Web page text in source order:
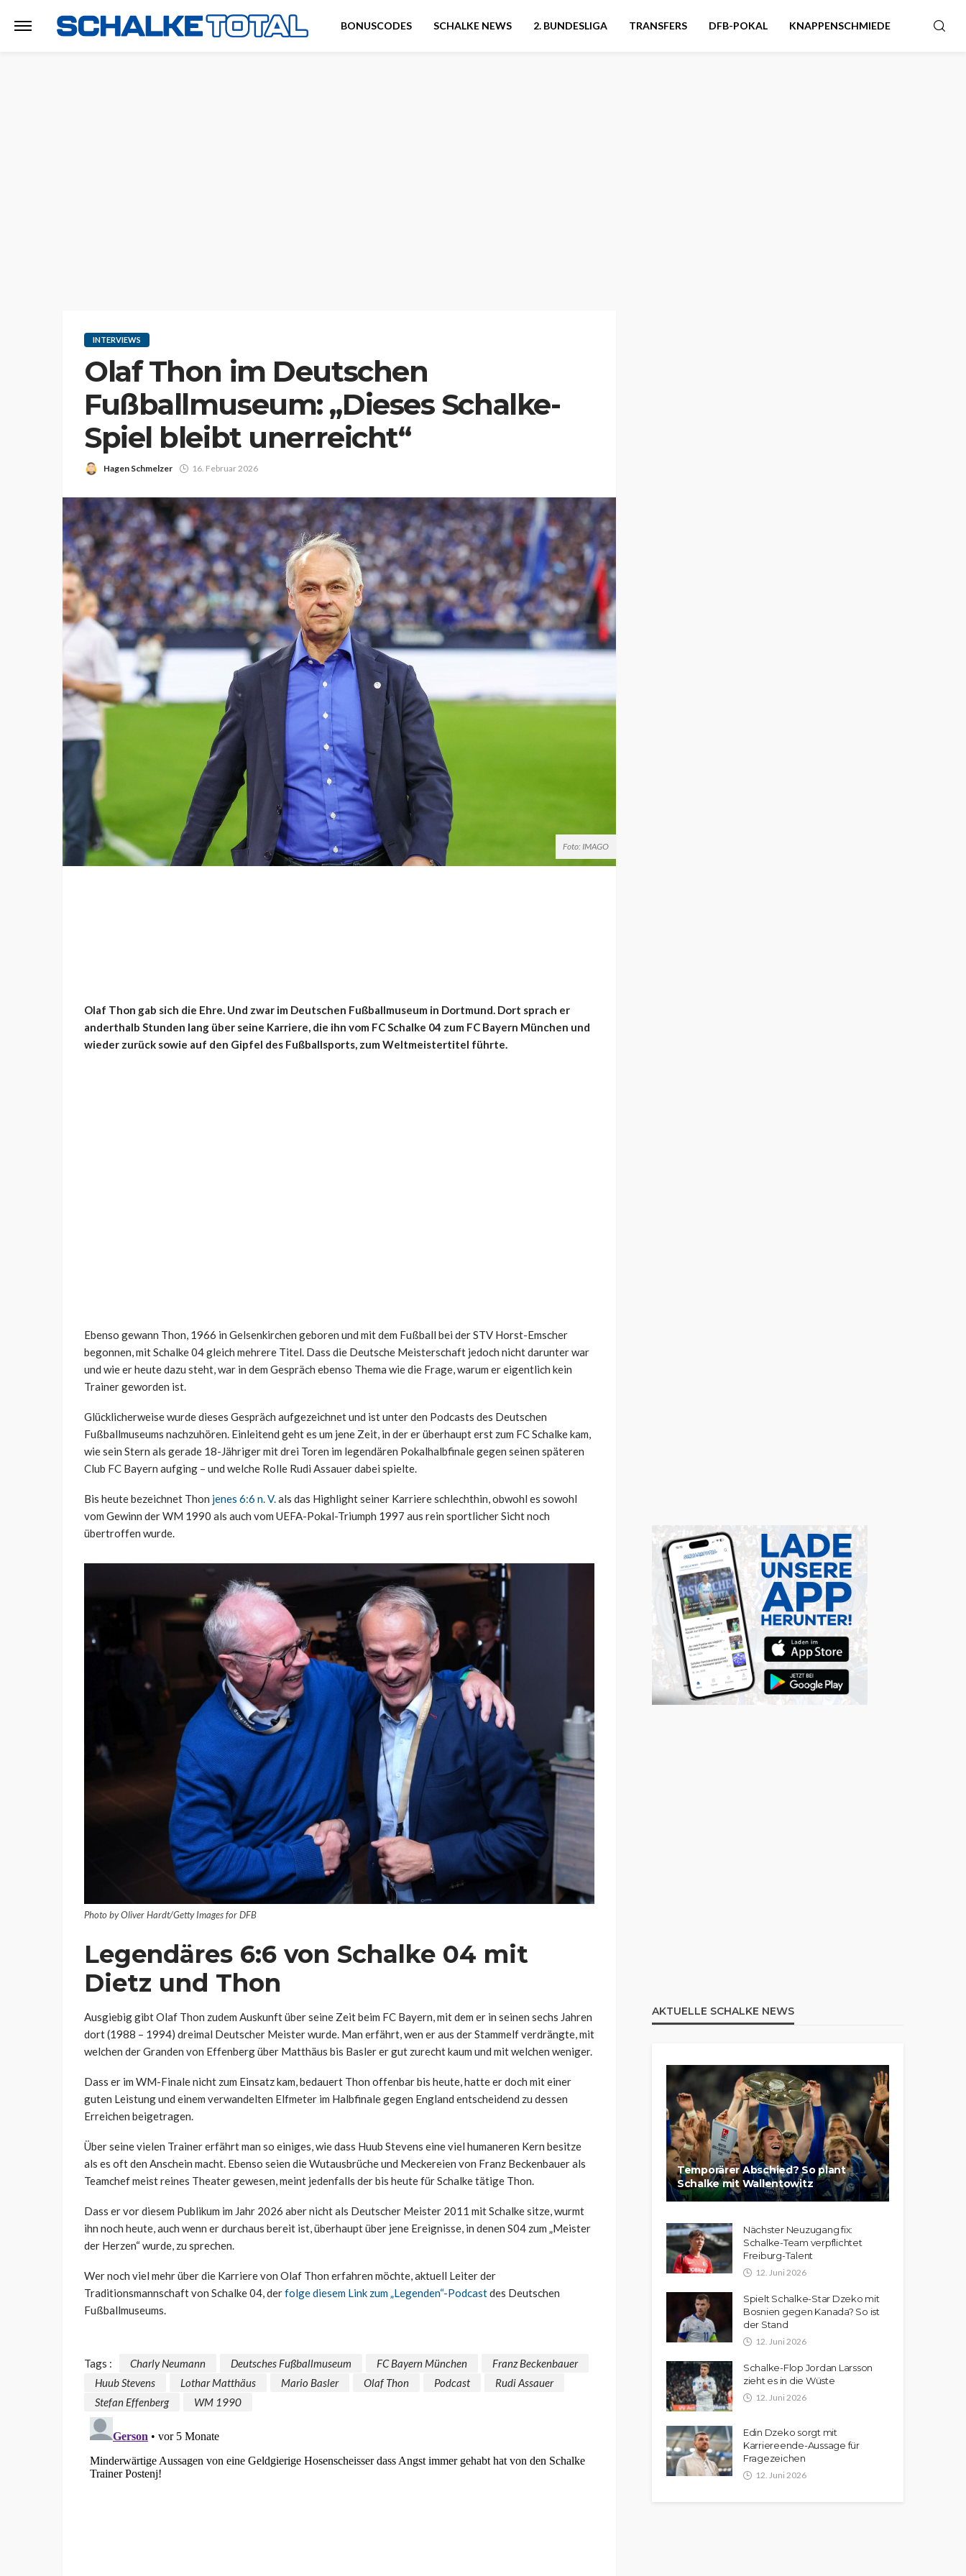
BONUSCODES SCHALKE NEWS 2. BUNDESLIGA TRANSFERS DFB-POKAL KNAPPENSCHMIEDE
INTERVIEWS
Olaf Thon im Deutschen
Fußballmuseum: „Dieses Schalke-
Spiel bleibt unerreicht“
Hagen Schmelzer 16. Februar 2026
Foto: IMAGO
Olaf Thon gab sich die Ehre. Und zwar im Deutschen Fußballmuseum in Dortmund. Dort sprach er
anderthalb Stunden lang über seine Karriere, die ihn vom FC Schalke 04 zum FC Bayern München und
wieder zurück sowie auf den Gipfel des Fußballsports, zum Weltmeistertitel führte.
Ebenso gewann Thon, 1966 in Gelsenkirchen geboren und mit dem Fußball bei der STV Horst-Emscher
begonnen, mit Schalke 04 gleich mehrere Titel. Dass die Deutsche Meisterschaft jedoch nicht darunter war
und wie er heute dazu steht, war in dem Gespräch ebenso Thema wie die Frage, warum er eigentlich kein
Trainer geworden ist.
Glücklicherweise wurde dieses Gespräch aufgezeichnet und ist unter den Podcasts des Deutschen
Fußballmuseums nachzuhören. Einleitend geht es um jene Zeit, in der er überhaupt erst zum FC Schalke kam,
wie sein Stern als gerade 18-Jähriger mit drei Toren im legendären Pokalhalbfinale gegen seinen späteren
Club FC Bayern aufging – und welche Rolle Rudi Assauer dabei spielte.
Bis heute bezeichnet Thon jenes 6:6 n. V.als das Highlight seiner Karriere schlechthin, obwohl es sowohl
vom Gewinn der WM 1990 als auch vom UEFA-Pokal-Triumph 1997 aus rein sportlicher Sicht noch
übertroffen wurde.
Photo by Oliver Hardt/Getty Images for DFB
Legendäres 6:6 von Schalke 04 mit
Dietz und Thon
Ausgiebig gibt Olaf Thon zudem Auskunft über seine Zeit beim FC Bayern, mit dem er in seinen sechs Jahren
dort (1988 – 1994) dreimal Deutscher Meister wurde. Man erfährt, wen er aus der Stammelf verdrängte, mit
welchen der Granden von Effenberg über Matthäus bis Basler er gut zurecht kaum und mit welchen weniger.
Dass er im WM-Finale nicht zum Einsatz kam, bedauert Thon offenbar bis heute, hatte er doch mit einer
guten Leistung und einem verwandelten Elfmeter im Halbfinale gegen England entscheidend zu dessen
Erreichen beigetragen.
Über seine vielen Trainer erfährt man so einiges, wie dass Huub Stevens eine viel humaneren Kern besitze
als es oft den Anschein macht. Ebenso seien die Wutausbrüche und Meckereien von Franz Beckenbauer als
Teamchef meist reines Theater gewesen, meint jedenfalls der bis heute für Schalke tätige Thon.
Dass er vor diesem Publikum im Jahr 2026 aber nicht als Deutscher Meister 2011 mit Schalke sitze, wurmt
ihn noch heute, auch wenn er durchaus bereit ist, überhaupt über jene Ereignisse, in denen S04 zum „Meister
der Herzen“ wurde, zu sprechen.
Wer noch viel mehr über die Karriere von Olaf Thon erfahren möchte, aktuell Leiter der
Traditionsmannschaft von Schalke 04, derfolge diesem Link zum „Legenden“-Podcastdes Deutschen
Fußballmuseums.
Tags : Charly Neumann Deutsches Fußballmuseum FC Bayern München
Franz Beckenbauer
Huub Stevens
Lothar Matthäus Mario Basler Olaf Thon Podcast
Rudi Assauer
Stefan Effenberg
WM 1990
AKTUELLE SCHALKE NEWS
Temporärer Abschied? So plant
Schalke mit Wallentowitz
Nächster Neuzugang fix:
Schalke-Team verpflichtet
Freiburg-Talent
12. Juni 2026
Spielt Schalke-Star Dzeko mit
Bosnien gegen Kanada? So ist
der Stand
12. Juni 2026
Schalke-Flop Jordan Larsson
zieht es in die Wüste
12. Juni 2026
Edin Dzeko sorgt mit
Karriereende-Aussage für
Fragezeichen
12. Juni 2026